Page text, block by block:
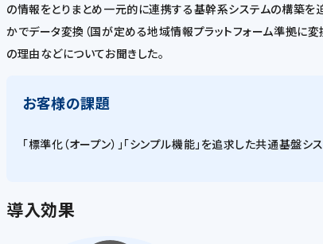
の情報をとりまとめ一元的に連携する基幹系システムの構築を
かでデータ変換（国が定める地域情報プラットフォーム準拠に
の理由などについてお聞きした。
お客様の課題
「標準化（オープン）」「シンプル機能」を追求した共通基盤
導入効果